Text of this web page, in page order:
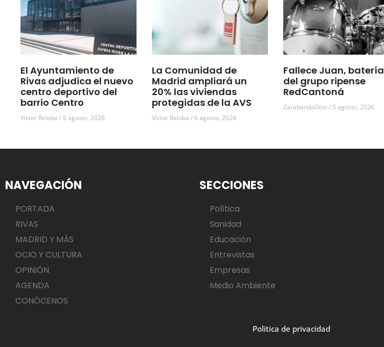
El Ayuntamiento de
Rivas adjudica el nuevo
centro deportivo del
barrio Centro
Víctor Reloba 6 agosto, 2026
La Comunidad de
Madrid ampliará un
20% las viviendas
protegidas de la AVS
Víctor Reloba 6 agosto, 2026
Fallece Juan, batería
del grupo ripense
RedCantoná
ZarabandaOcio 5 agosto, 2026
NAVEGACIÓN
PORTADA
RIVAS
MADRID Y MÁS
OCIO Y CULTURA
OPINIÓN
AGENDA
CONÓCENOS
SECCIONES
Política
Sanidad
Educación
Entrevistas
Empresas
Medio Ambiente
Política de privacidad